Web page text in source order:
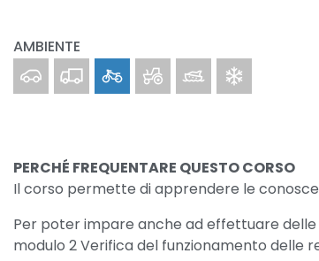
AMBIENTE
Car
Truck Bike Off-Highway
Marine Clima
PERCHÉ FREQUENTARE QUESTO CORSO
Il corso permette di apprendere le
Per poter impare anche ad effettuare delle
modulo 2 Verifica del funzionamento delle